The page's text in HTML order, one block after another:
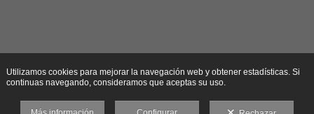
Utilizamos cookies para mejorar la navegación web y obtener estadísticas. Si
continuas navegando, consideramos que aceptas su uso.